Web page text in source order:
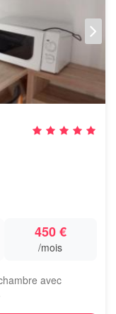
450 €
/mois
avec